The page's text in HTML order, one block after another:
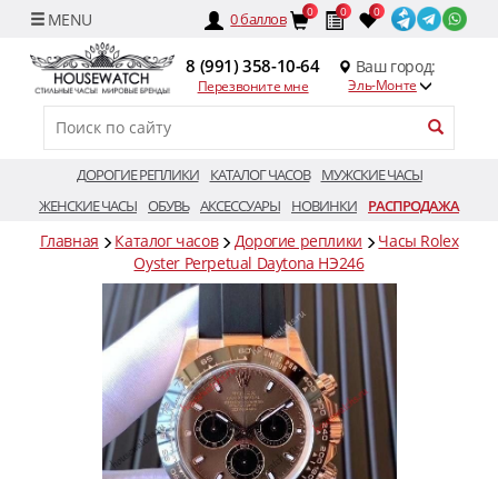
0баллов 0 0 0
8 (991) 358-10-64
Перезвоните мне
Ваш город:
Эль-Монте
ДОРОГИЕ РЕПЛИКИ КАТАЛОГ ЧАСОВ
МУЖСКИЕ ЧАСЫ
ЖЕНСКИЕ ЧАСЫ ОБУВЬ АКСЕССУАРЫ НОВИНКИ РАСПРОДАЖА
Главная Каталог часов Дорогие реплики
Часы Rolex
Oyster Perpetual Daytona HЭ246